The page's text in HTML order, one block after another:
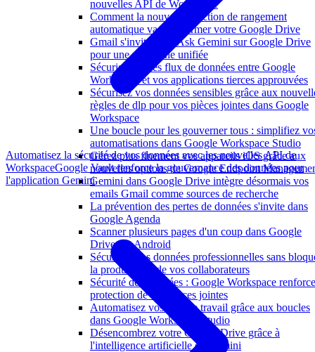
nouvelles API de Workspace
Comment la nouvelle fonction de rangement
automatique va transformer votre Google Drive
Gmail s'invite dans Ask Gemini sur Google Drive
pour une recherche unifiée
Sécurisation des flux de données entre Google
Workspace et vos applications tierces approuvées
Sécurisez vos données sensibles grâce aux
règles de dlp pour vos pièces jointes dans Google
Workspace
Une boucle pour les gouverner tous : simplifiez
automatisations dans Google Workspace Studio
Gérez plus finement vos appareils iOS grâce aux
nouvelles options de Google Endpoint
Gemini dans Google Drive intègre désormais vos
emails Gmail comme sources de recherche
La prévention des pertes de données s'invite dans
Google Agenda
Scanner plusieurs pages d'un coup dans Google
Drive sur Android
Sécurisez vos données professionnelles sans
la productivité de vos collaborateurs
Sécurité des données : Google Workspace
protection de vos pièces jointes
Automatisez vos flux de travail grâce aux boucles
dans Google Workspace Studio
Désencombrez votre Google Drive grâce à
l'intelligence artificielle de Gemini
Automatisez la sécurité de vos données avec les nouvelles API de
WorkspaceGoogle Vault renforce la gouvernance des données pour
l'application Gemini